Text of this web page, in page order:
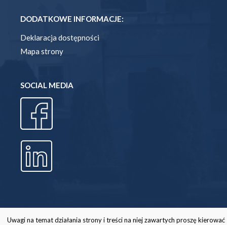
DODATKOWE INFORMACJE:
Deklaracja dostępności
Mapa strony
SOCIAL MEDIA
Uwagi na temat działania strony i treści na niej zawartych proszę kierować